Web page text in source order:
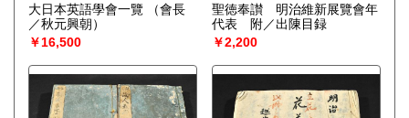
大日本英語學會一覽
（會長
／秋元興朝）
￥16,500
聖徳奉讃 明治維新展覽會年
代表 附／出陳目録
￥2,200